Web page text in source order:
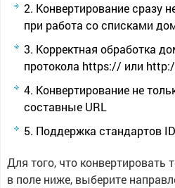
Конвертирование сразу
при работа со списками
Корректная обработка
протокола https:// или
Конвертирование не
составные URL
Поддержка стандартов
Для того, что конвертировать
в поле ниже, выберите